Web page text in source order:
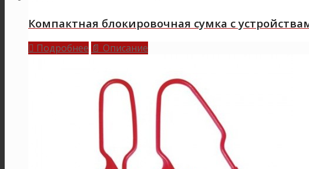
Компактная блокировочная сумка с
 Подробнее 📄 Описание